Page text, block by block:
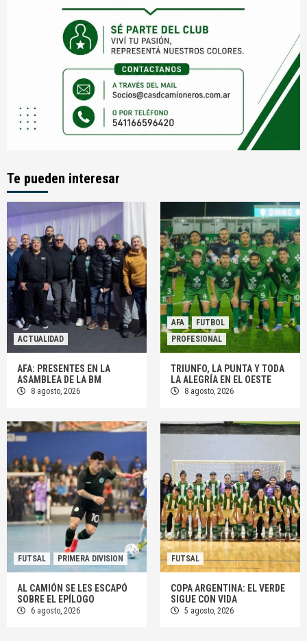
Te pueden interesar
ACTUALIDAD
AFA: PRESENTES EN LA
ASAMBLEA DE LA BM
8 agosto, 2026
AFA
FUTBOL
PROFESIONAL
TRIUNFO, LA PUNTA Y TODA
LA ALEGRÍA EN EL OESTE
8 agosto, 2026
FUTSAL PRIMERA DIVISION
AL CAMIÓN SE LES ESCAPÓ
SOBRE EL EPÍLOGO
6 agosto, 2026
FUTSAL
COPA ARGENTINA: EL VERDE
SIGUE CON VIDA
5 agosto, 2026